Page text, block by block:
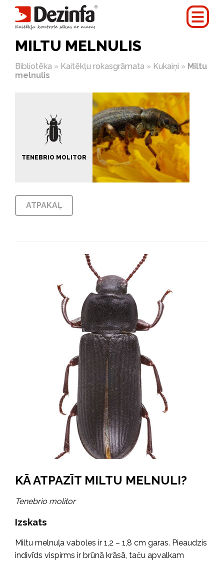
MILTU MELNULIS
Bibliotēka » Kaitēkļu rokasgrāmata » Kukaiņi » Miltu
melnulis
TENEBRIO MOLITOR
ATPAKAĻ
KĀ ATPAZĪT MILTU MELNULI?
Tenebrio molitor
Izskats
Miltu melnuļa vaboles ir 1,2 – 1,8 cm garas. Pieaudzis
indivīds vispirms ir brūnā krāsā, taču apvalkam